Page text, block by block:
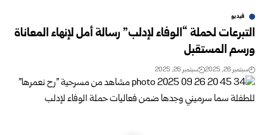
فيديو
التبرعات لحملة “الوفاء لإدلب” رسالة أمل لإنهاء المعاناة
ورسم المستقبل
سبتمبر 26, 2025 سبتمبر 26, 2025